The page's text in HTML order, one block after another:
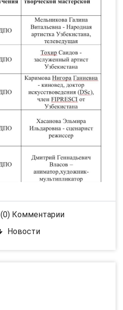
(0) Комментарии
Новости